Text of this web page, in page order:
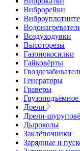
Виброрейки
Воздуходувки
Высоторезы
Газонокосилки
Гайковёрты
Генераторы
Граверы
Дрели
Дрели-
Дыроколы
Заклёпочники
Зарядные и